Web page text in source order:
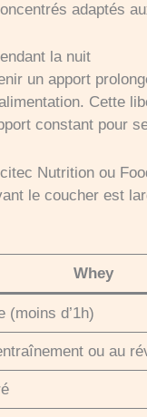
adaptés
la nuit
un apport
Cette
constant pour
Nutrition ou
le coucher est
Whey
(moins d’1h)
ou au